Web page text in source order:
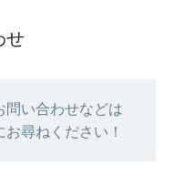
せ
問い合わせなどは
尋ねください！